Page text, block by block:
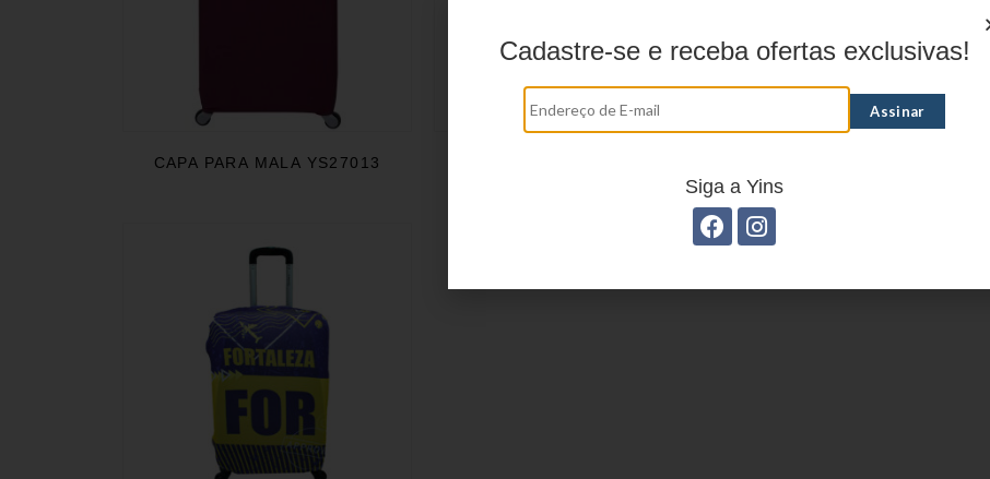
CAPA PARA MALA YS27013
Cadastre-se e receba ofertas exclusivas!
Siga a Yins